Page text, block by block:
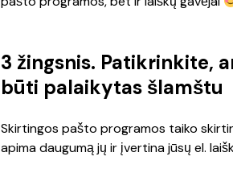
3 žingsnis. Patikrinkite,
būti palaikytas šlamštu
Skirtingos pašto programos taiko
apima daugumą jų ir įvertina jūsų el.